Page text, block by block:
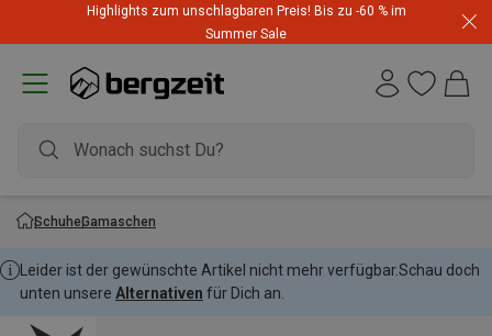
Highlights zum unschlagbaren Preis! Bis zu -60 % im
Summer Sale
SchuheGamaschen
Leider ist der gewünschte Artikel nicht mehr verfügbar.Schau doch
unten unsere Alternativen für Dich an.